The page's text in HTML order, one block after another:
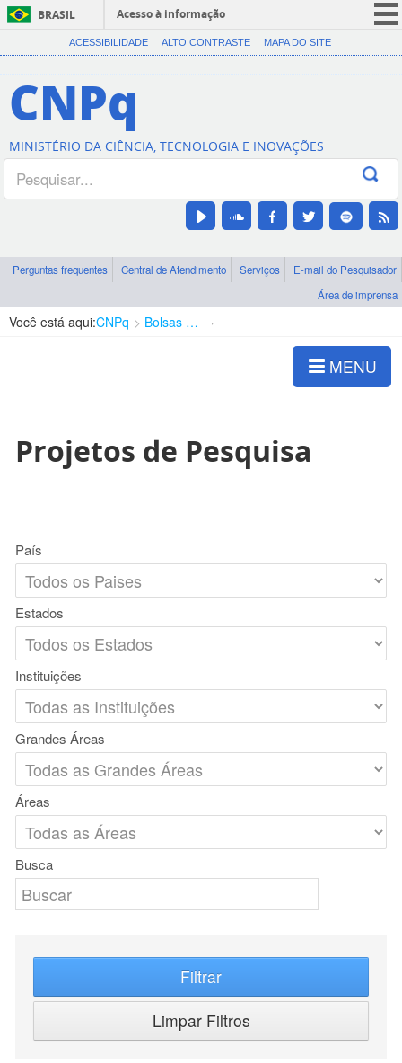
BRASIL
Acesso à informação
CORONAVÍRUS (COVID-19)
Canais
ACESSIBILIDADE ALTO CONTRASTE MAPA DO SITE
CNPq
MINISTÉRIO DA CIÊNCIA, TECNOLOGIA E INOVAÇÕES
Perguntas frequentes Central de Atendimento Serviços
E-mail do Pesquisador
Área de imprensa
Você está aqui:CNPq Bolsas e Auxílios Vigentes
MENU
Projetos de Pesquisa
País
Estados
Instituições
Grandes Áreas
Áreas
Busca
Filtrar
Limpar Filtros